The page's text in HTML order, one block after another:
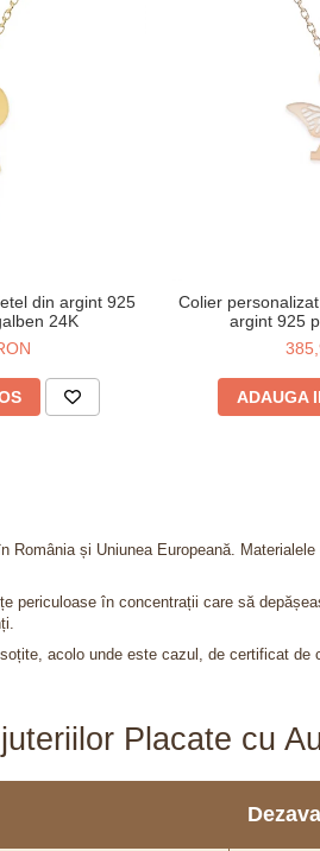
din argint 925
24K
Colier
argint 925
ADAUGA
și Uniunea Europeană.
periculoase în concentrații care să
acolo unde este cazul, de certificat
Placate cu